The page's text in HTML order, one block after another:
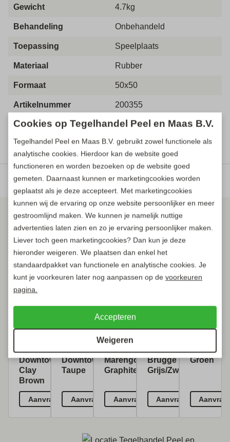
Gewicht 4.7kg
Behandeling Onbehandeld
Toepassing Speelplaats
Materiaal Rubber
Formaat 50x50
Artikelnummer 200355
Direct prijs aanvragen
Gerelateerde producten
90x90x3cm
Downtown
Clay
Brown
Aanvragen
Cera3line
90x90x3cm
Downtown
Taupe
Aanvragen
Ceramica
59,5x59,5x2cm
Marengo
Graphite
Aanvragen
20x30x6cm
Brugge
Grijs/Zwart
Aanvragen
Groen
Cookies op Tegelhandel Peel en Maas B.V.
Tegelhandel Peel en Maas B.V. gebruikt zowel functionele als
analytische cookies. Hierdoor kan de website goed
functioneren en worden bezoeken op de website goed
gemeten. Daarnaast kunnen er marketingcookies worden
geplaatst als je deze accepteert. Met marketingcookies
kunnen wij de ervaring op onze website persoonlijker en meer
gestroomlijnd maken. We kunnen je namelijk nuttige
advertenties laten zien en zo je ervaring persoonlijker maken.
Liever toch geen marketingcookies? Dan kun je deze
hieronder weigeren. We plaatsen dan enkel het
standaardpakket van functionele en analytische cookies. Je
kunt je voorkeuren later nog aanpassen op de voorkeuren
pagina.
Accepteren
Weigeren